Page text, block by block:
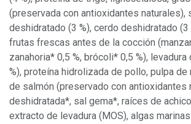
(preservada con antioxidantes naturales),
deshidratado (3 %), cerdo deshidratado (3
frutas frescas antes de la cocción
zanahoria* 0,5 %, brócoli* 0,5 %),
%), proteína hidrolizada de pollo, pulpa de
de salmón (preservado con antioxidantes
deshidratada*, sal gema*, raíces de
extracto de levadura (MOS), algas